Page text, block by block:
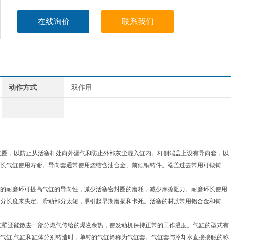
在线询价 联系我们
动作方式 双作用
，以防止从活塞杆处向外漏气和防止外部灰尘混入缸内。杆侧端盖上设有导向套，以
气缸使用寿命。导向套通常使用烧结含油合金、前倾铜铸件。端盖过去常用可锻铸
磨环可提高气缸的导向性，减少活塞密封圈的磨耗，减少摩擦阻力。耐磨环长使用
长度来决定。滑动部分太短，易引起早期磨损和卡死。活塞的材质常用铝合金和铸
还能散去一部分燃气传给的爆发余热，使发动机保持正常的工作温度。气缸的型式有
;气缸和缸体分别铸造时，单铸的气缸筒称为气缸套。气缸套与冷却水直接接触的称